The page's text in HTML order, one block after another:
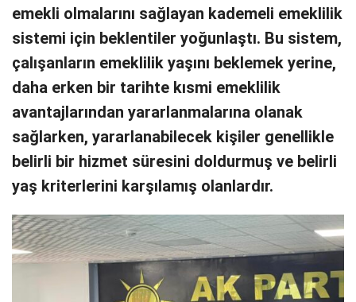
emekli olmalarını sağlayan kademeli emeklilik
sistemi için beklentiler yoğunlaştı. Bu sistem,
çalışanların emeklilik yaşını beklemek yerine,
daha erken bir tarihte kısmi emeklilik
avantajlarından yararlanmalarına olanak
sağlarken, yararlanabilecek kişiler genellikle
belirli bir hizmet süresini doldurmuş ve belirli
yaş kriterlerini karşılamış olanlardır.